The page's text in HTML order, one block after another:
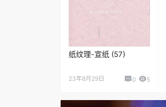
纸纹理-宣纸 (57)
23年8月29日 0 5